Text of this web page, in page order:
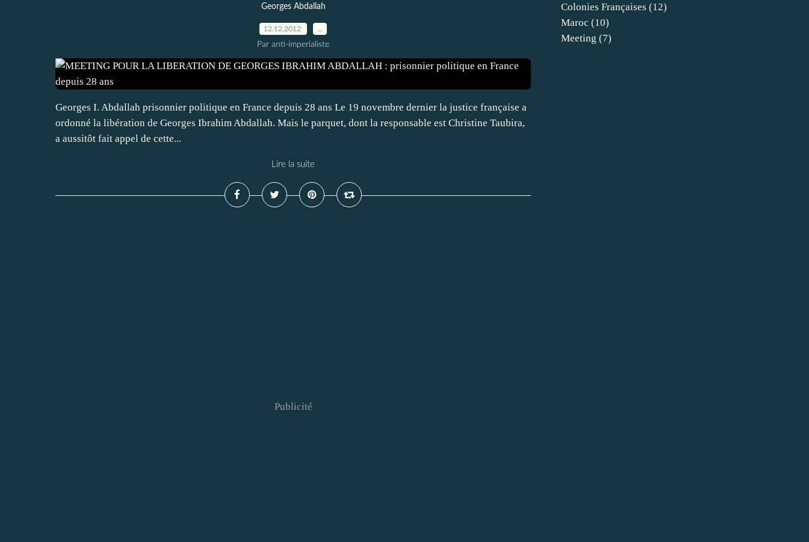
Georges Abdallah
12.12.2012
Par anti-imperialiste
Georges I. Abdallah prisonnier politique en France depuis 28 ans Le 19 novembre dernier la justice française a
ordonné la libération de Georges Ibrahim Abdallah. Mais le parquet, dont la responsable est Christine Taubira,
a aussitôt fait appel de cette...
Lire la suite
Publicité
Colonies Françaises (12)
Maroc (10)
Meeting (7)